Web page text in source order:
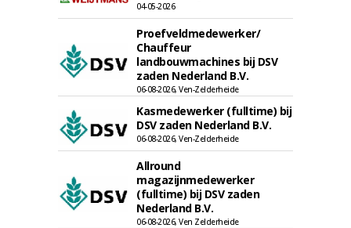
04-05-2026
Proefveldmedewerker/
Chauffeur
landbouwmachines bij DSV
zaden Nederland B.V.
06-08-2026, Ven-Zelderheide
Kasmedewerker (fulltime) bij
DSV zaden Nederland B.V.
06-08-2026, Ven-Zelderheide
Allround
magazijnmedewerker
(fulltime) bij DSV zaden
Nederland B.V.
06-08-2026, Ven Zelderheide